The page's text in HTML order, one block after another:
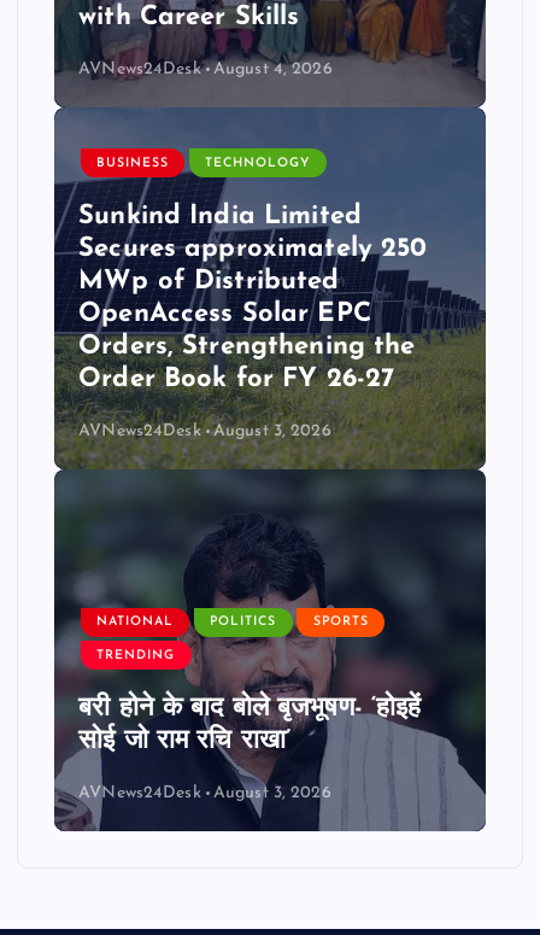
with Career Skills
AVNews24Desk August 4, 2026
BUSINESS TECHNOLOGY
Sunkind India Limited
Secures approximately 250
MWp of Distributed
OpenAccess Solar EPC
Orders, Strengthening the
Order Book for FY 26-27
AVNews24Desk August 3, 2026
NATIONAL POLITICS SPORTS
TRENDING
बरी होने के बाद बोले बृजभूषण- ‘होइहें
सोई जो राम रचि राखा’
AVNews24Desk August 3, 2026